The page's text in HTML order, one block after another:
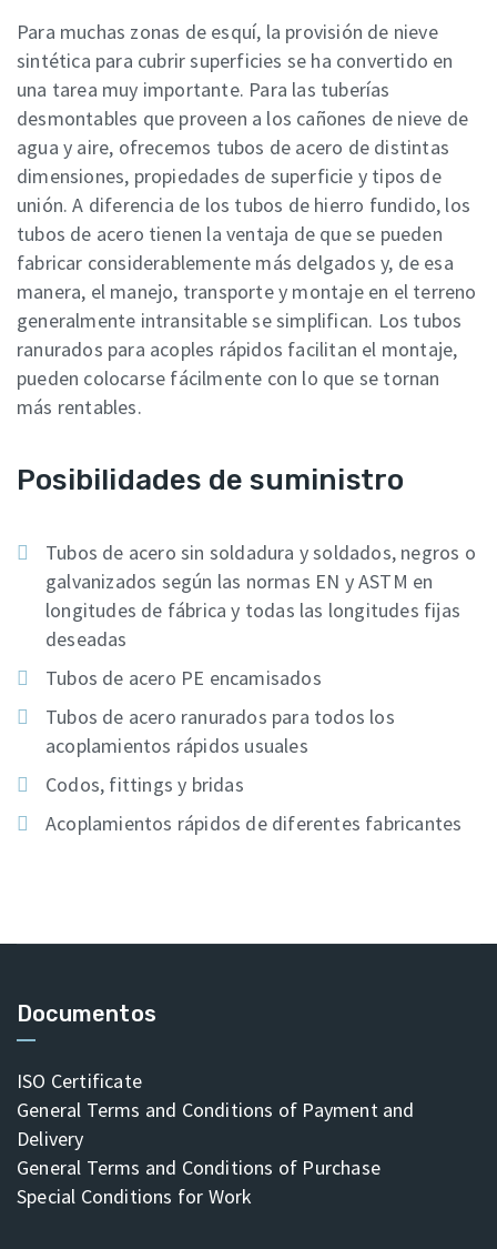
Para muchas zonas de esquí, la provisión de nieve
sintética para cubrir superficies se ha convertido en
una tarea muy importante. Para las tuberías
desmontables que proveen a los cañones de nieve de
agua y aire, ofrecemos tubos de acero de distintas
dimensiones, propiedades de superficie y tipos de
unión. A diferencia de los tubos de hierro fundido, los
tubos de acero tienen la ventaja de que se pueden
fabricar considerablemente más delgados y, de esa
manera, el manejo, transporte y montaje en el terreno
generalmente intransitable se simplifican. Los tubos
ranurados para acoples rápidos facilitan el montaje,
pueden colocarse fácilmente con lo que se tornan
más rentables.
Posibilidades de suministro
Tubos de acero sin soldadura y soldados, negros o
galvanizados según las normas EN y ASTM en
longitudes de fábrica y todas las longitudes fijas
deseadas
Tubos de acero PE encamisados
Tubos de acero ranurados para todos los
acoplamientos rápidos usuales
Codos, fittings y bridas
Acoplamientos rápidos de diferentes fabricantes
Documentos
ISO Certificate
General Terms and Conditions of Payment and
Delivery
General Terms and Conditions of Purchase
Special Conditions for Work